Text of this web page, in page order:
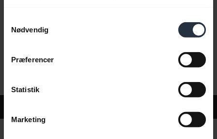
Nødvendig
Præferencer
Statistik
Marketing